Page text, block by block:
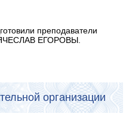
преподаватели
ЕГОРОВЫ.
организации